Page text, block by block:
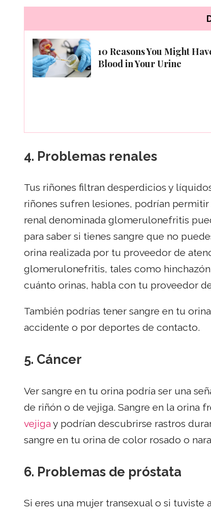
10 Reasons You Might
Blood in Your Urine
4. Problemas renales
Tus riñones filtran desperdicios y
riñones sufren lesiones, podrían
renal denominada glomerulonefritis
para saber si tienes sangre que no
orina realizada por tu proveedor de
glomerulonefritis, tales como
cuánto orinas, habla con tu proveedor
También podrías tener sangre en tu
accidente o por deportes de contacto.
5. Cáncer
Ver sangre en tu orina podría ser una
de riñón o de vejiga. Sangre en la orina
vejiga y podrían descubrirse rastros
sangre en tu orina de color rosado o
6. Problemas de próstata
Si eres una mujer transexual o si tuviste